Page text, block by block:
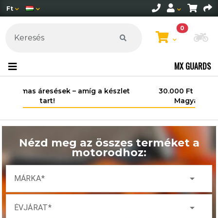
Ft
0
MX GUARDS
30.000 Ft felett ingyenes szállítás
Nézd meg az összes terméket a
motorodhoz:
MÁRKA arrow_drop_down
ÉVJÁRAT arrow_drop_down